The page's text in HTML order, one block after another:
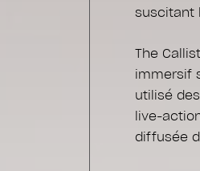
suscitant
The
immersif
utilisé
live-
diffusée